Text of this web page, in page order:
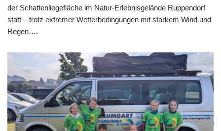
der Schattenliegefläche im Natur-Erlebnisgelände Ruppendorf
statt – trotz extremer Wetterbedingungen mit starkem Wind und
Regen….